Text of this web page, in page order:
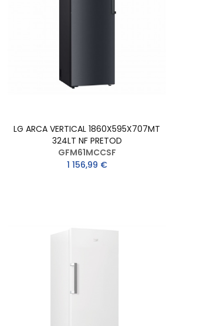
LG ARCA VERTICAL 1860X595X707MT
324LT NF PRETOD
GFM61MCCSF
1 156,99 €